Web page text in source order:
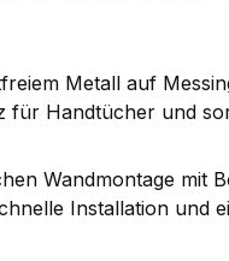
Metall auf
für Handtücher und
Wandmontage mit
Installation und